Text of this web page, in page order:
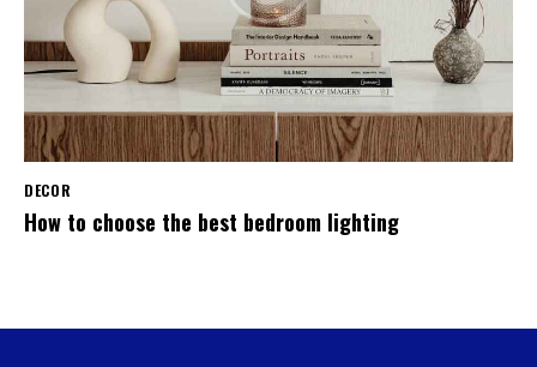
DECOR
How to choose the best bedroom lighting